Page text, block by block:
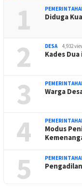
1 Diduga
2 DESA 4,932
Kades
3 Warga
4
Modus
5